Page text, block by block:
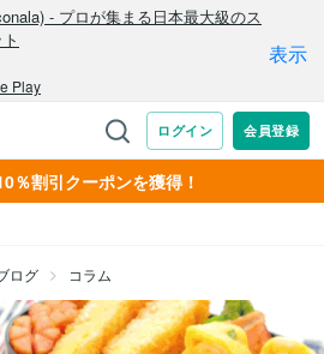
％割引クーポンを獲得！
ログ コラム